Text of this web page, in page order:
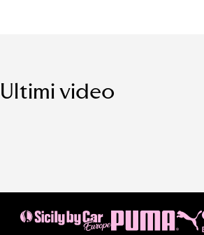
Ultimi video